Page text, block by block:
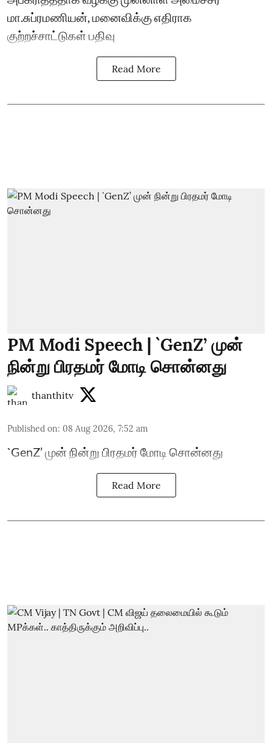
மா.சுப்ரமணியன், மனைவிக்கு எதிராக
குற்றச்சாட்டுகள் பதிவு
Read More
PM Modi Speech | `GenZ’ முன்
நின்று பிரதமர் மோடி சொன்னது
thanthitv
Published on: 08 Aug 2026, 7:52 am
`GenZ’ முன் நின்று பிரதமர் மோடி சொன்னது
Read More